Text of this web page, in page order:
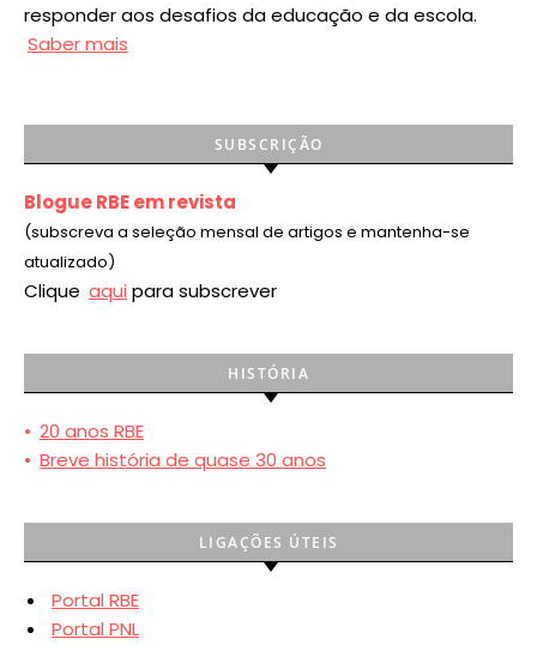
responder aos desafios da educação e da escola.
Saber mais
SUBSCRIÇÃO
Blogue RBE em revista
(subscreva a seleção mensal de artigos e mantenha-se
atualizado)
Clique aqui para subscrever
HISTÓRIA
• 20 anos RBE
• Breve história de quase 30 anos
LIGAÇÕES ÚTEIS
Portal RBE
Portal PNL